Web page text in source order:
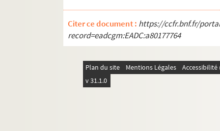
Citer ce document : https://ccfr.bnf.fr/
record=eadcgm:EADC:a80177764
Plan du site Mentions Légales
v 31.1.0